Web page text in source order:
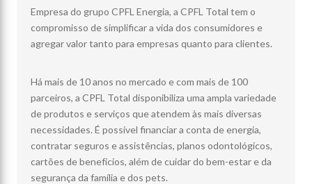
Empresa do grupo CPFL Energia, a CPFL Total tem o
compromisso de simplificar a vida dos consumidores e
agregar valor tanto para empresas quanto para clientes.
Há mais de 10 anos no mercado e com mais de 100
parceiros, a CPFL Total disponibiliza uma ampla variedade
de produtos e serviços que atendem às mais diversas
necessidades. É possível financiar a conta de energia,
contratar seguros e assistências, planos odontológicos,
cartões de benefícios, além de cuidar do bem-estar e da
segurança da família e dos pets.